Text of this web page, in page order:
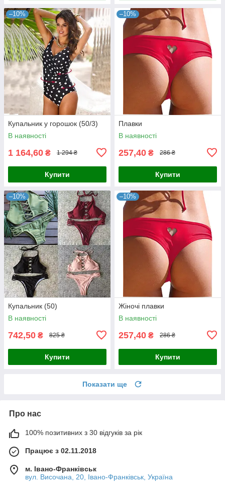
–10%
Купальник у горошок (50/3)
В наявності
1 164,60 ₴ 1 294 ₴
Купити
–10%
Плавки
В наявності
257,40 ₴ 286 ₴
Купити
–10%
Купальник (50)
В наявності
742,50 ₴ 825 ₴
Купити
–10%
Жіночі плавки
В наявності
257,40 ₴ 286 ₴
Купити
Показати ще
Про нас
100% позитивних з 30 відгуків за рік
Працює з 02.11.2018
м. Івано-Франківськ
вул. Височана, 20, Івано-Франківськ, Україна